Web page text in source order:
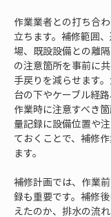
作業業者との打ち合
立ちます。補修範囲
場、既設設備との離
の注意箇所を事前に
手戻りを減らせます
台の下やケーブル経
作業時に注意すべき
量記録に設備位置や
ておくことで、補修
ます。
補修計画では、作業
録も重要です。補修
えたのか、排水の流